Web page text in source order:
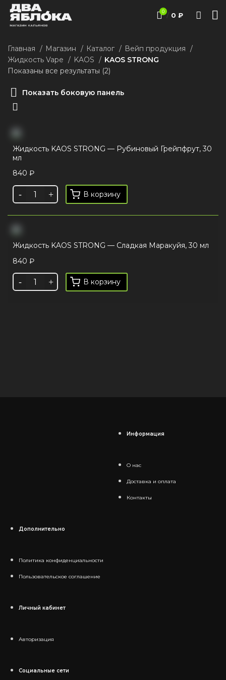
0 / 0 ₽
Главная Магазин Каталог
Вейп продукция
Жидкость Vape
KAOS
KAOS STRONG
Показаны все результаты (2)
Показать боковую панель
Жидкость KAOS STRONG — Рубиновый Грейпфрут, 30
мл
840 ₽
В корзину
Жидкость KAOS STRONG — Сладкая Маракуйя, 30 мл
840 ₽
В корзину
Информация
О нас
Доставка и оплата
Контакты
Дополнительно
Политика конфиденциальности
Пользовательское соглашение
Личный кабинет
Авторизация
Социальные сети